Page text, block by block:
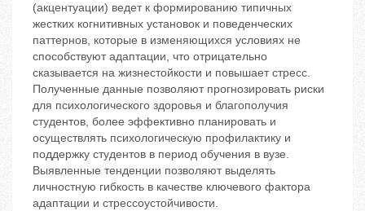
(акцентуации) ведет к формированию типичных
жестких когнитивных установок и поведенческих
паттернов, которые в изменяющихся условиях не
способствуют адаптации, что отрицательно
сказывается на жизнестойкости и повышает стресс.
Полученные данные позволяют прогнозировать риски
для психологического здоровья и благополучия
студентов, более эффективно планировать и
осуществлять психологическую профилактику и
поддержку студентов в период обучения в вузе.
Выявленные тенденции позволяют выделять
личностную гибкость в качестве ключевого фактора
адаптации и стрессоустойчивости.